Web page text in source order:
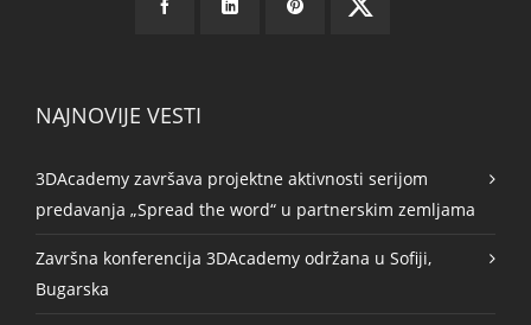
NAJNOVIJE VESTI
3DAcademy završava projektne aktivnosti serijom
predavanja „Spread the word“ u partnerskim zemljama
Završna konferencija 3DAcademy održana u Sofiji,
Bugarska